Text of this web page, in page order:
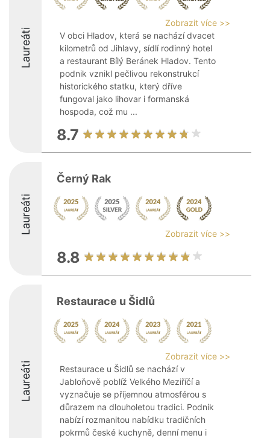
Laureáti
Zobrazit více >>
V obci Hladov, která se nachází dvacet
kilometrů od Jihlavy, sídlí rodinný hotel
a restaurant Bílý Beránek Hladov. Tento
podnik vznikl pečlivou rekonstrukcí
historického statku, který dříve
fungoval jako lihovar i formanská
hospoda, což mu ...
8.7
Laureáti
Černý Rak
Zobrazit více >>
8.8
Laureáti
Restaurace u Šidlů
Zobrazit více >>
Restaurace u Šidlů se nachází v
Jabloňově poblíž Velkého Meziříčí a
vyznačuje se příjemnou atmosférou s
důrazem na dlouholetou tradici. Podnik
nabízí rozmanitou nabídku tradičních
pokrmů české kuchyně, denní menu i